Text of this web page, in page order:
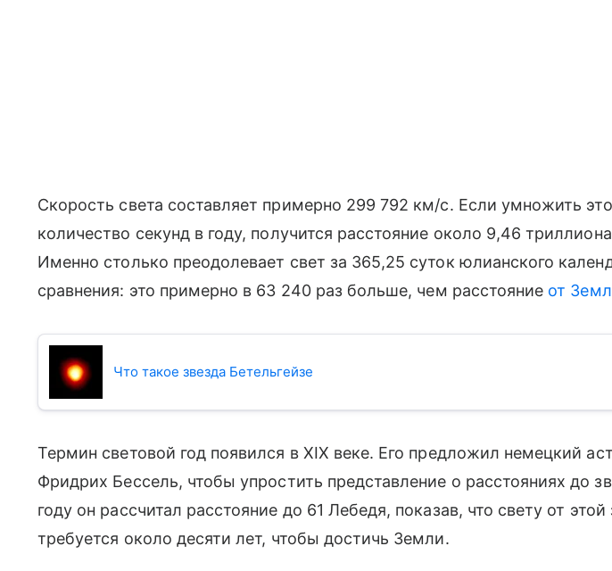
Скорость света составляет примерно 299 792 км/с. Если умножить
количество секунд в году, получится расстояние около 9,46
Именно столько преодолевает свет за 365,25 суток юлианского
сравнения: это примерно в 63 240 раз больше, чем расстояние от
Что такое звезда Бетельгейзе
Термин световой год появился в XIX веке. Его предложил немецкий
Фридрих Бессель, чтобы упростить представление о расстояниях до
году он рассчитал расстояние до 61 Лебедя, показав, что свету от этой
требуется около десяти лет, чтобы достичь Земли.